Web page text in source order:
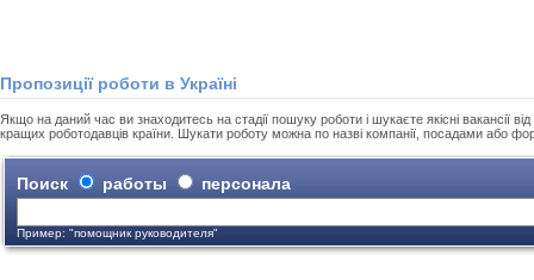
Пропозиції роботи в Україні
Якщо на даний час ви знаходитесь на стадії пошуку роботи і шукаєте якісні вакансії
кращих роботодавців країни. Шукати роботу можна по назві компанії, посадами або
Поиск работы персонала
Пример: "помощник руководителя"